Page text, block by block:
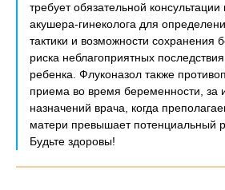
требует обязательной консультации
акушера-гинеколога для
тактики и возможности сохранения
риска неблагоприятных
ребенка. Флуконазол также
приема во время беременности, за
назначений врача, когда
матери превышает потенциальный
Будьте здоровы!